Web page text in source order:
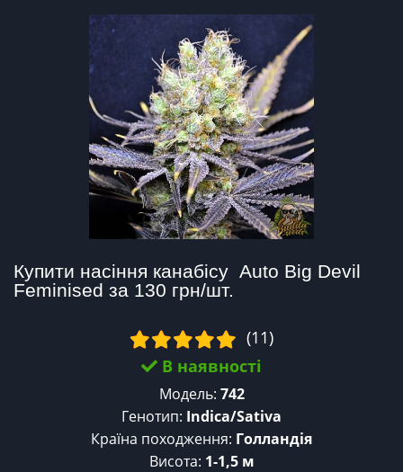
Купити насіння канабісу  Auto Big Devil
Feminised за 130 грн/шт.
(11)
В наявності
Модель: 742
Генотип: Indica/Sativa
Країна походження: Голландія
Висота: 1-1,5 м